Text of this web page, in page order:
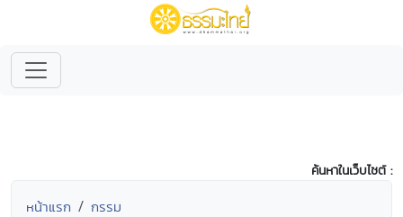
ค้นหาในเว็บไซต์ :
หน้าแรก กรรม